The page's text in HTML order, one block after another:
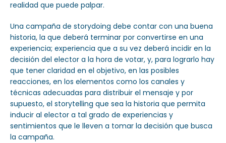
realidad que puede palpar.
Una campaña de storydoing debe contar con una buena
historia, la que deberá terminar por convertirse en una
experiencia; experiencia que a su vez deberá incidir en la
decisión del elector a la hora de votar, y, para lograrlo hay
que tener claridad en el objetivo, en las posibles
reacciones, en los elementos como los canales y
técnicas adecuadas para distribuir el mensaje y por
supuesto, el storytelling que sea la historia que permita
inducir al elector a tal grado de experiencias y
sentimientos que le lleven a tomar la decisión que busca
la campaña.